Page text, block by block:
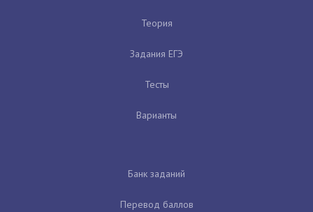
Теория
Задания ЕГЭ
Тесты
Варианты
Банк заданий
Перевод баллов